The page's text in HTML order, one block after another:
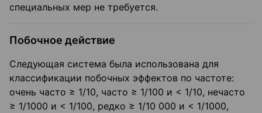
специальных мер не требуется.
Побочное действие
Следующая система была использована для
классификации побочных эффектов по частоте:
очень часто ≥ 1/10, часто ≥ 1/100 и < 1/10, нечасто
≥ 1/1000 и < 1/100, редко ≥ 1/10 000 и < 1/1000,